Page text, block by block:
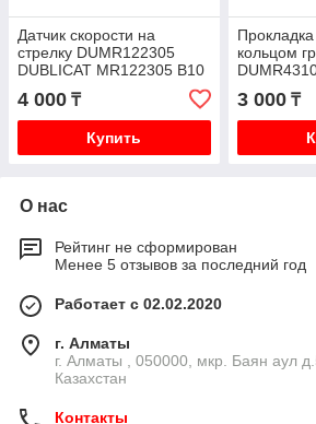
Датчик скорости на
стрелку DUMR122305
DUBLICAT MR122305 B10
4 000 ₸
Купить
кольцом
I4
V75W
3 000₸
О нас
Рейтинг не сформирован
Менее 5 отзывов за последний год
Работает с 02.02.2020
г. Алматы
г. Алматы , 050000, мкр. Баян аул
Казахстан
Контакты